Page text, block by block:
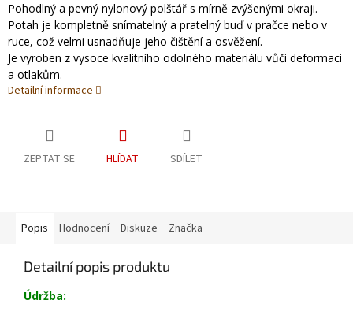
Pohodlný a pevný nylonový polštář s mírně zvýšenými okraji.
Potah je kompletně snímatelný a pratelný buď v pračce nebo v
ruce, což velmi usnadňuje jeho čištění a osvěžení.
Je vyroben z vysoce kvalitního odolného materiálu vůči deformaci
a otlakům.
Detailní informace
ZEPTAT SE HLÍDAT SDÍLET
Popis Hodnocení Diskuze Značka
Detailní popis produktu
Údržba: